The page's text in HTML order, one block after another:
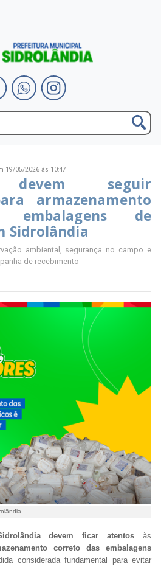
19/05/2026 às 10:47
devem seguir
armazenamento
de
Sidrolândia
ambiental, segurança no campo e
de recebimento
devem ficar atentos às
correto das embalagens
considerada fundamental para evitar